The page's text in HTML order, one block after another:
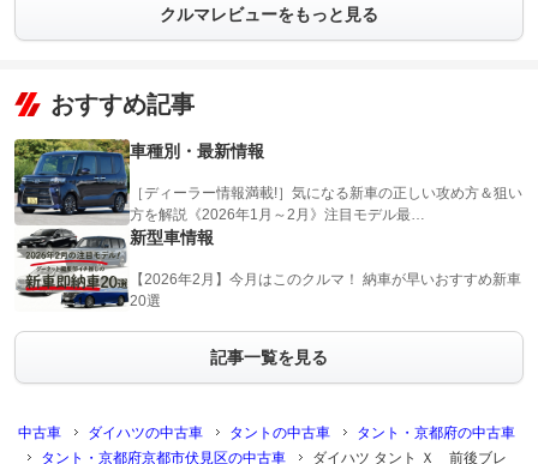
クルマレビューをもっと見る
おすすめ記事
車種別・最新情報
［ディーラー情報満載!］気になる新車の正しい攻め方＆狙い
方を解説《2026年1月～2月》注目モデル最…
新型車情報
【2026年2月】今月はこのクルマ！ 納車が早いおすすめ新車
20選
記事一覧を見る
中古車 ダイハツの中古車 タントの中古車
タント・京都府の中古車
タント・京都府京都市伏見区の中古車
ダイハツ タント Ｘ 前後ブレ